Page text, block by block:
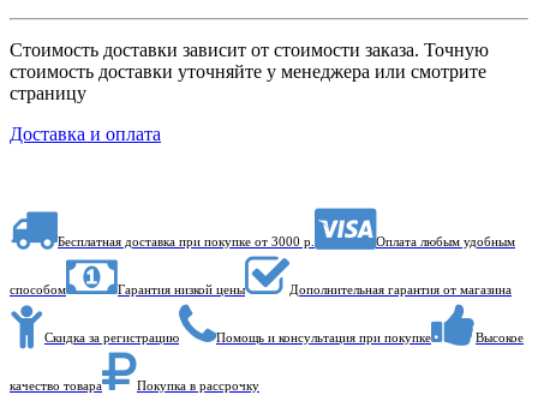
Стоимость доставки зависит от стоимости заказа. Точную
стоимость доставки уточняйте у менеджера или смотрите
страницу
Доставка и оплата
Бесплатная доставка при покупке от 3000 р. Оплата любым удобным
способом Гарантия низкой цены Дополнительная гарантия от магазина
Скидка за регистрацию Помощь и консультация при покупке Высокое
качество товара Покупка в рассрочку